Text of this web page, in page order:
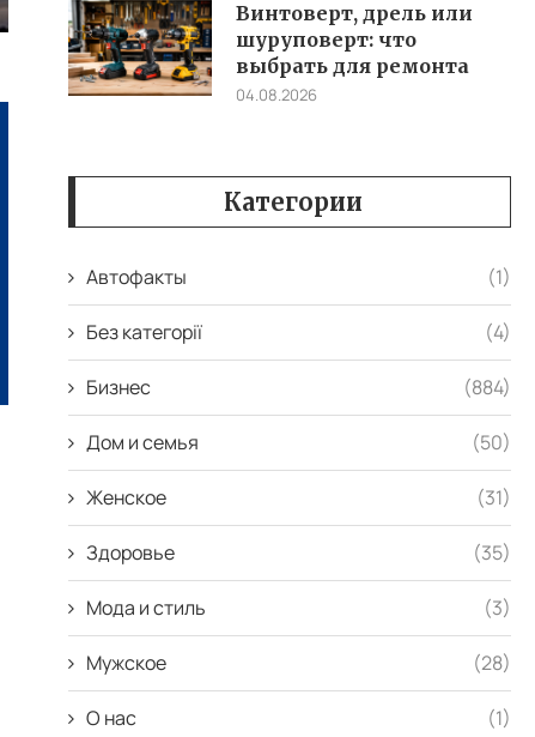
Винтоверт, дрель или
шуруповерт: что
выбрать для ремонта
04.08.2026
Категории
Автофакты (1)
Без категорії (4)
Бизнес (884)
Дом и семья (50)
Женское (31)
Здоровье (35)
Мода и стиль (3)
Мужское (28)
О нас (1)